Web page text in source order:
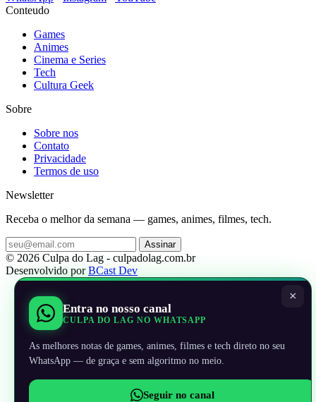
Conteudo
Games
Animes
Cinema e Series
Tech
Cultura Geek
Sobre
Sobre nos
Contato
Privacidade
Termos de uso
Newsletter
Receba o melhor da semana — games, animes, filmes, tech.
Assinar
© 2026 Culpa do Lag - culpadolag.com.br
Desenvolvido porBCast Dev
×
Entra no nosso canal
CULPA DO LAG NO WHATSAPP
As melhores notas de games, animes, filmes e tech direto no seu
WhatsApp — de graça e sem algoritmo no meio.
Seguir no canal